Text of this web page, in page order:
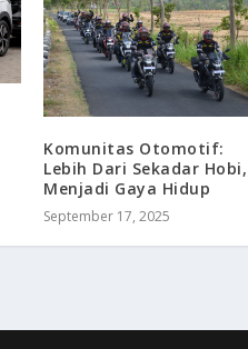
Komunitas Otomotif:
Lebih Dari Sekadar Hobi,
Menjadi Gaya Hidup
September 17, 2025